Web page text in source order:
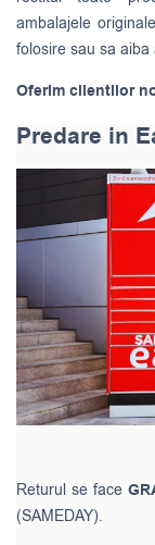
ambalajele
folosire sau sa
Oferim clientilor
Predare in
Returul se face
(SAMEDAY).